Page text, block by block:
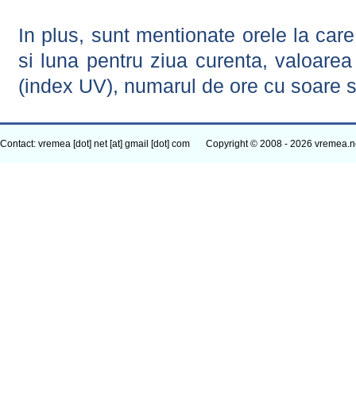
In plus, sunt mentionate orele la
si luna pentru ziua curenta,
(index UV), numarul de ore cu soare
Contact: vremea [dot] net [at] gmail [dot] com Copyright © 2008 - 2026